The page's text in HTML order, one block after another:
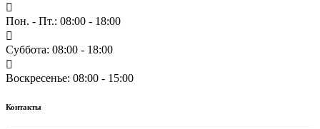
Пон. - Пт.: 08:00 - 18:00
Суббота: 08:00 - 18:00
Воскресенье: 08:00 - 15:00
Контакты